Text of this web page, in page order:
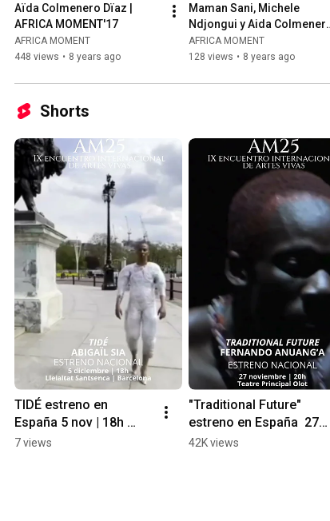
Aïda Colmenero Dïaz |
AFRICA MOMENT'17
AFRICA MOMENT
448 views • 8 years ago
Maman Sani, Michele
Ndjongui y Aida
Diaz | AFRICA MOMENT'17
AFRICA MOMENT
128 views • 8 years ago
Shorts
TIDÉ estreno en
España 5 nov | 18h
Lleialtat Santseca,
7 views
"Traditional Future"
estreno en España  27
nov | 20h Teatre
42K views